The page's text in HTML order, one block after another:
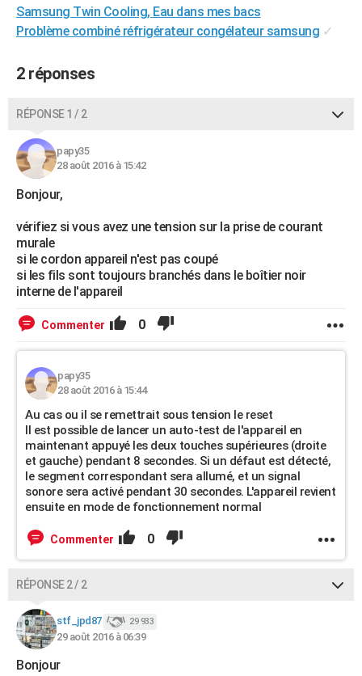
Destinations
City break
Voyage nature
Voyage de noces
Forum
Climat
+PHOTO
BONS PLANS
CARTE DE VOEUX
Carte de Noël
Carte Bonne année
Carte Saint-Valentin
Carte Pâques
Carte d'anniversaire
DICTIONNAIRE
Dictionnaire
Biographies
Citations
Expressions
Proverbes
S'inscrire
Se connecter
Lycées
Collèges
Primaires
Universités
Entreprises
Service militaire
Avis de recherche
AVIS DE DÉCÈS
FORUM
Samsung Twin Cooling, Eau dans mes bacs
Problème combiné réfrigérateur congélateur samsung ✓
2 réponses
RÉPONSE 1 / 2
papy35
28 août 2016 à 15:42
Bonjour,
vérifiez si vous avez une tension sur la prise de courant
murale
si le cordon appareil n'est pas coupé
si les fils sont toujours branchés dans le boîtier noir
interne de l'appareil
Commenter 0
papy35
28 août 2016 à 15:44
Au cas ou il se remettrait sous tension le reset
Il est possible de lancer un auto-test de l'appareil en
maintenant appuyé les deux touches supérieures (droite
et gauche) pendant 8 secondes. Si un défaut est détecté,
le segment correspondant sera allumé, et un signal
sonore sera activé pendant 30 secondes. L'appareil revient
ensuite en mode de fonctionnement normal
Commenter 0
RÉPONSE 2 / 2
stf_jpd87 29 933
29 août 2016 à 06:39
Bonjour